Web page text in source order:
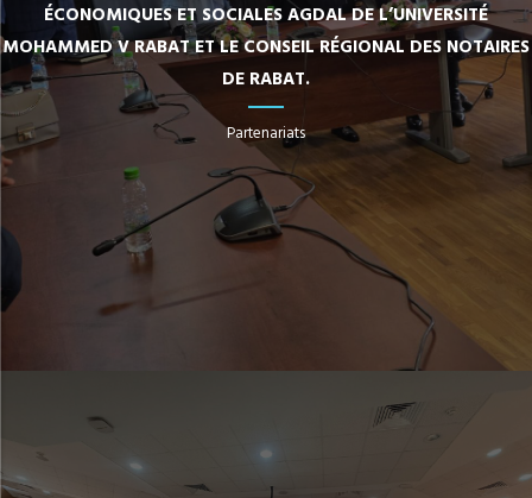
ÉCONOMIQUES ET SOCIALES AGDAL DE L’UNIVERSITÉ
MOHAMMED V RABAT ET LE CONSEIL RÉGIONAL DES NOTAIRES
DE RABAT.
Partenariats